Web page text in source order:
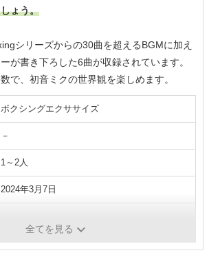
ょう。
シリーズからの30曲を超えるBGMに加え
が書き下ろした6曲が収録されています。
で、初音ミクの世界観を楽しめます。
ボクシングエクササイズ
－
1～2人
2024年3月7日
全てを見る